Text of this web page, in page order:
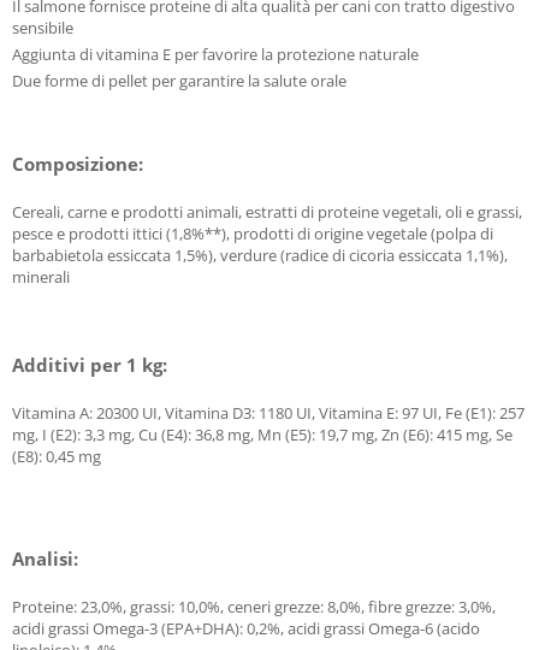
Il salmone fornisce proteine di alta qualità per cani con tratto digestivo
sensibile
Aggiunta di vitamina E per favorire la protezione naturale
Due forme di pellet per garantire la salute orale
Composizione:
Cereali, carne e prodotti animali, estratti di proteine vegetali, oli e grassi,
pesce e prodotti ittici (1,8%**), prodotti di origine vegetale (polpa di
barbabietola essiccata 1,5%), verdure (radice di cicoria essiccata 1,1%),
minerali
Additivi per 1 kg:
Vitamina A: 20300 UI, Vitamina D3: 1180 UI, Vitamina E: 97 UI, Fe (E1): 257
mg, I (E2): 3,3 mg, Cu (E4): 36,8 mg, Mn (E5): 19,7 mg, Zn (E6): 415 mg, Se
(E8): 0,45 mg
Analisi:
Proteine: 23,0%, grassi: 10,0%, ceneri grezze: 8,0%, fibre grezze: 3,0%,
acidi grassi Omega-3 (EPA+DHA): 0,2%, acidi grassi Omega-6 (acido